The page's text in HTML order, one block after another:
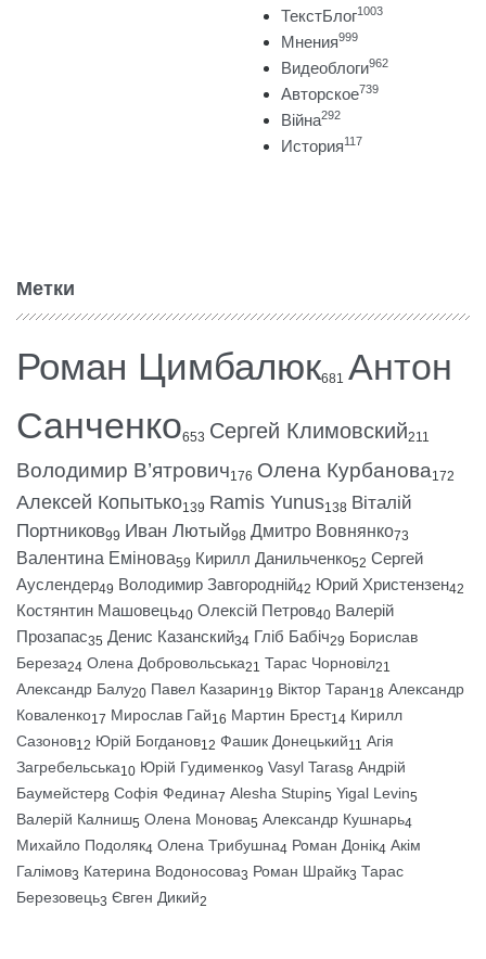
ТекстБлог1003
Мнения999
Видеоблоги962
Авторское739
Війна292
История117
Метки
Роман Цимбалюк681 Антон
Санченко653 Сергей Климовский211
Володимир В’ятрович176 Олена Курбанова172
Алексей Копытько139 Ramis Yunus138 Віталій
Портников99 Иван Лютый98 Дмитро Вовнянко73
Валентина Емінова59 Кирилл Данильченко52 Сергей
Ауслендер49 Володимир Завгородній42 Юрий Христензен42
Костянтин Машовець40 Олексій Петров40 Валерій
Прозапас35 Денис Казанский34 Гліб Бабіч29 Борислав
Береза24 Олена Добровольська21 Тарас Чорновіл21
Александр Балу20 Павел Казарин19 Віктор Таран18 Александр
Коваленко17 Мирослав Гай16 Мартин Брест14 Кирилл
Сазонов12 Юрій Богданов12 Фашик Донецький11 Агія
Загребельська10 Юрій Гудименко9 Vasyl Taras8 Андрій
Баумейстер8 Софія Федина7 Alesha Stupin5 Yigal Levin5
Валерій Калниш5 Олена Монова5 Александр Кушнарь4
Михайло Подоляк4 Олена Трибушна4 Роман Донік4 Акім
Галімов3 Катерина Водоносова3 Роман Шрайк3 Тарас
Березовець3 Євген Дикий2